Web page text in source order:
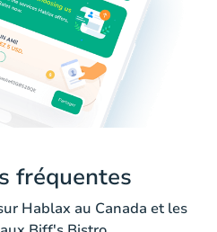
fréquentes
Hablax au Canada et les